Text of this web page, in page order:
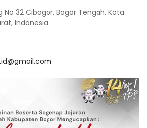
No 32 Cibogor, Bogor Tengah, Kota
Indonesia